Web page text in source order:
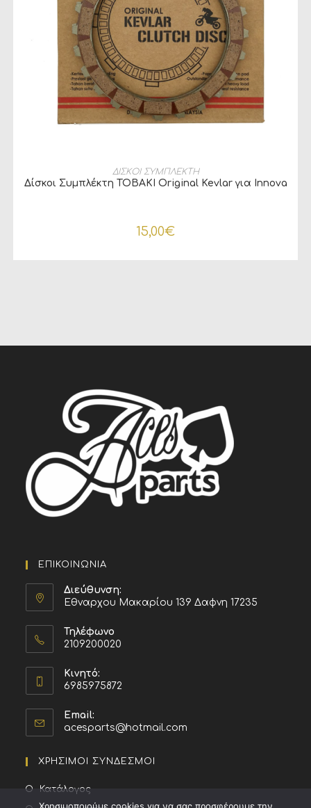
ΠΡΟΣΘΉΚΗ ΣΤΟ ΚΑΛΆΘΙ
ΔΙΣΚΟΙ ΣΥΜΠΛΕΚΤΗ
Δίσκοι Συμπλέκτη TOBAKI Original Kevlar για Innova
15,00€
ΕΠΙΚΟΙΝΩΝΙΑ
Διεύθυνση:
Εθναρχου Μακαρίου 139 Δαφνη 17235
Τηλέφωνο
2109200020
Κινητό:
6985975872
Email:
acesparts@hotmail.com
ΧΡΗΣΙΜΟΙ ΣΥΝΔΕΣΜΟΙ
Κατάλογος